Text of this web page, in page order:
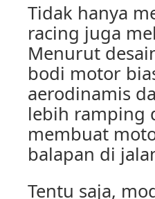
Tidak hanya
racing juga
Menurut
bodi motor
aerodinamis
lebih ramping
membuat
balapan di
Tentu saja,